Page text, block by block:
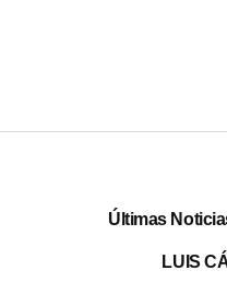
Últimas
LUIS